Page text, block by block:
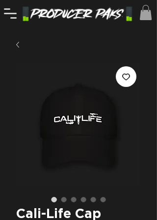
Cali-Life Cap